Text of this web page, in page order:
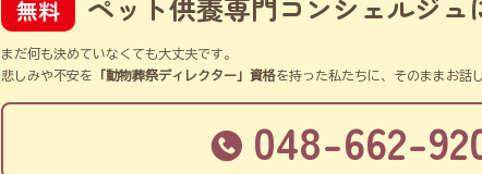
無料
まだ何も決めていなくても大丈夫です。
悲しみや不安を 「動物葬祭ディレクター」資格を持った私たちに、そのままお話
048-662-